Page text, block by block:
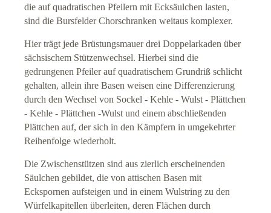
Geschichte der Kirche
Evangeliar
B augeschichte
Herberge (extern)
Weitere Unterkünfte
Historisches Weserbergland
die auf quadratischen Pfeilern mit Ecksäulchen lasten,
sind die Bursfelder Chorschranken weitaus komplexer.
Hier trägt jede Brüstungsmauer drei Doppelarkaden über
sächsischem Stützenwechsel. Hierbei sind die
gedrungenen Pfeiler auf quadratischem Grundriß schlicht
gehalten, allein ihre Basen weisen eine Differenzierung
durch den Wechsel von Sockel - Kehle - Wulst - Plättchen
- Kehle - Plättchen -Wulst und einem abschließenden
Plättchen auf, der sich in den Kämpfern in umgekehrter
Reihenfolge wiederholt.
Die Zwischenstützen sind aus zierlich erscheinenden
Säulchen gebildet, die von attischen Basen mit
Eckspornen aufsteigen und in einem Wulstring zu den
Würfelkapitellen überleiten, deren Flächen durch